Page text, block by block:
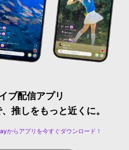
ブ配信アプリ
推しをもっと近くに。
からアプリを今すぐダウンロード！